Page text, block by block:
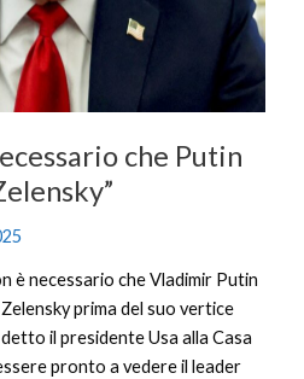
che Putin
è necessario che Vladimir Putin
prima del suo vertice
il presidente Usa alla Casa
pronto a vedere il leader